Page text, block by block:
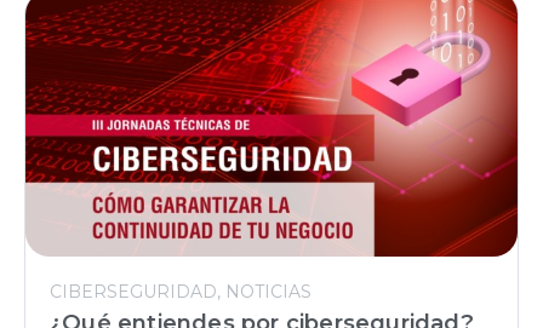
CIBERSEGURIDAD NOTICIAS
¿Qué entiendes por ciberseguridad?